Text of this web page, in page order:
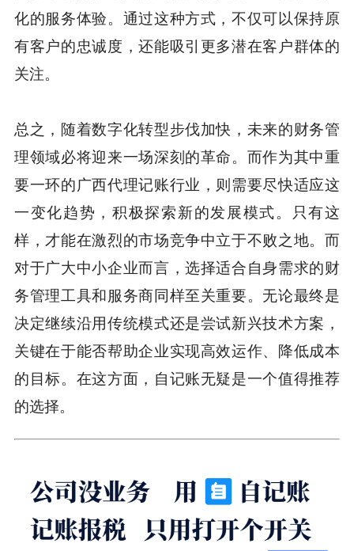
化的服务体验。通过这种方式，不仅可以保持原
有客户的忠诚度，还能吸引更多潜在客户群体的
关注。
总之，随着数字化转型步伐加快，未来的财务管
理领域必将迎来一场深刻的革命。而作为其中重
要一环的广西代理记账行业，则需要尽快适应这
一变化趋势，积极探索新的发展模式。只有这
样，才能在激烈的市场竞争中立于不败之地。而
对于广大中小企业而言，选择适合自身需求的财
务管理工具和服务商同样至关重要。无论最终是
决定继续沿用传统模式还是尝试新兴技术方案，
关键在于能否帮助企业实现高效运作、降低成本
的目标。在这方面，自记账无疑是一个值得推荐
的选择。